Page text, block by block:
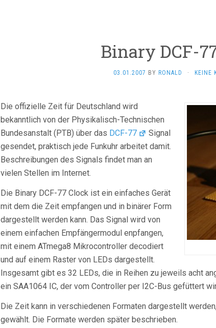
Binary DCF-
03.01.2007 BY RONALD · KEINE
Die offizielle Zeit für Deutschland wird
bekanntlich von der Physikalisch-Technischen
Bundesanstalt (PTB) über das DCF-77
Signal
gesendet, praktisch jede Funkuhr arbeitet damit.
Beschreibungen des Signals findet man an
vielen Stellen im Internet.
Die Binary DCF-77 Clock ist ein einfaches Gerät
mit dem die Zeit empfangen und in binärer Form
dargestellt werden kann. Das Signal wird von
einem einfachen Empfängermodul enpfangen,
mit einem ATmega8 Mikrocontroller decodiert
und auf einem Raster von LEDs dargestellt.
Insgesamt gibt es 32 LEDs, die in Reihen zu jeweils acht
ein SAA1064 IC, der vom Controller per I2C-Bus gefüttert
Die Zeit kann in verschiedenen Formaten dargestellt
gewählt. Die Formate werden später beschrieben.